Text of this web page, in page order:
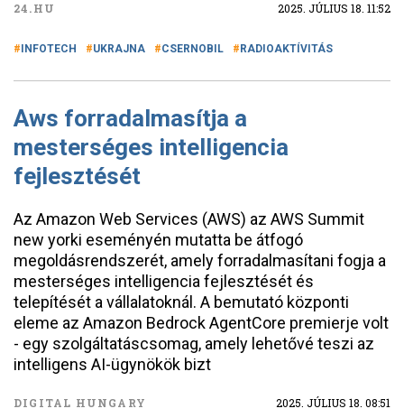
24.HU 2025. JÚLIUS 18. 11:52
INFOTECH UKRAJNA CSERNOBIL RADIOAKTÍVITÁS
Aws forradalmasítja a
mesterséges intelligencia
fejlesztését
Az Amazon Web Services (AWS) az AWS Summit
new yorki eseményén mutatta be átfogó
megoldásrendszerét, amely forradalmasítani fogja a
mesterséges intelligencia fejlesztését és
telepítését a vállalatoknál. A bemutató központi
eleme az Amazon Bedrock AgentCore premierje volt
- egy szolgáltatáscsomag, amely lehetővé teszi az
intelligens AI-ügynökök bizt
DIGITAL HUNGARY 2025. JÚLIUS 18. 08:51